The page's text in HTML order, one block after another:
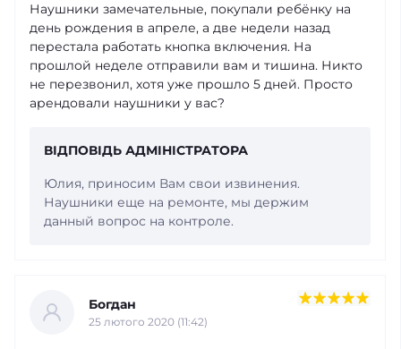
Наушники замечательные, покупали ребёнку на
день рождения в апреле, а две недели назад
перестала работать кнопка включения. На
прошлой неделе отправили вам и тишина. Никто
не перезвонил, хотя уже прошло 5 дней. Просто
арендовали наушники у вас?
ВІДПОВІДЬ АДМІНІСТРАТОРА
Юлия, приносим Вам свои извинения.
Наушники еще на ремонте, мы держим
данный вопрос на контроле.
Богдан
25 лютого 2020 (11:42)